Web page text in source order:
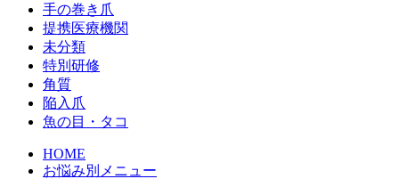
手の巻き爪
提携医療機関
未分類
特別研修
角質
陥入爪
魚の目・タコ
HOME
お悩み別メニュー